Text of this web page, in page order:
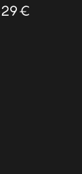
29€